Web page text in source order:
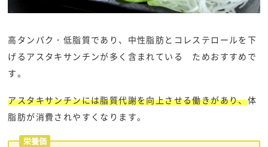
高タンパク・低脂質であり、中性脂肪とコレステロールを下
げるアスタキサンチンが多く含まれている ためおすすめで
す。
アスタキサンチンには脂質代謝を向上させる働きがあり、体
脂肪が消費されやすくなります。
栄養価